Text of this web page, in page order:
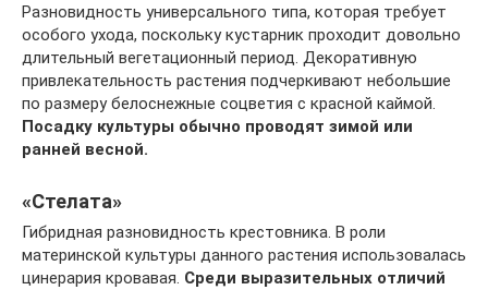
Разновидность универсального типа, которая требует
особого ухода, поскольку кустарник проходит довольно
длительный вегетационный период. Декоративную
привлекательность растения подчеркивают небольшие
по размеру белоснежные соцветия с красной каймой.
Посадку культуры обычно проводят зимой или
ранней весной.
«Стелата»
Гибридная разновидность крестовника. В роли
материнской культуры данного растения использовалась
цинерария кровавая. Среди выразительных отличий